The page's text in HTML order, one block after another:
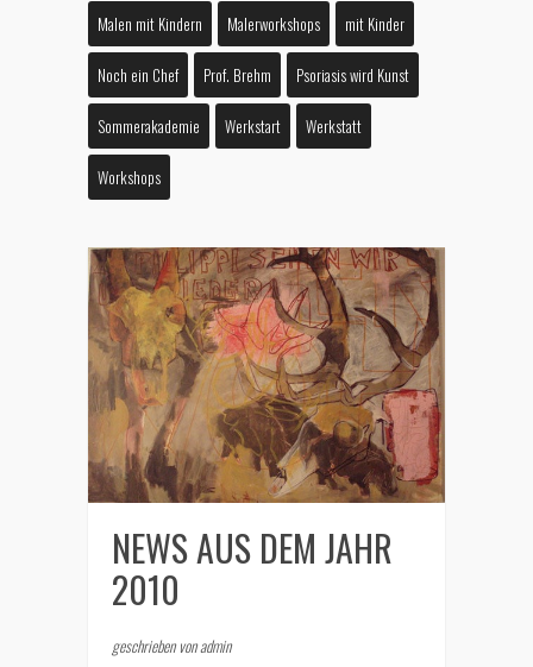
Malen mit Kindern Malerworkshops mit Kinder
Noch ein Chef Prof. Brehm Psoriasis wird Kunst
Sommerakademie Werkstart Werkstatt
Workshops
NEWS AUS DEM JAHR
2010
geschrieben von admin